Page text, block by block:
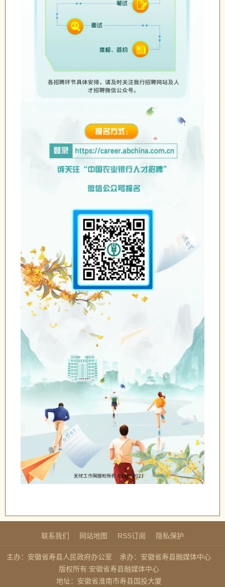
联系我们 网站地图 RSS订阅 隐私保护
主办：安徽省寿县人民政府办公室
承办：安徽省寿县融媒体中心
版权所有:安徽省寿县融媒体中心
地址：安徽省淮南市寿县国投大厦